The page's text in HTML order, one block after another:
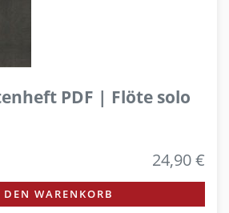
PDF | Flöte solo
24,90 €
WARENKORB